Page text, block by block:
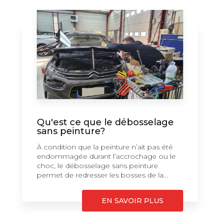
Qu'est ce que le débosselage
sans peinture?
À condition que la peinture n’ait pas été
endommagée durant l’accrochage ou le
choc, le débosselage sans peinture
permet de redresser les bosses de la...
EN SAVOIR PLUS